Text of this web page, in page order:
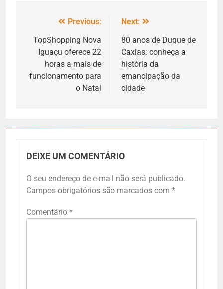
Previous:
TopShopping Nova
Iguaçu oferece 22
horas a mais de
funcionamento para
o Natal
Next:
80 anos de Duque de
Caxias: conheça a
história da
emancipação da
cidade
DEIXE UM COMENTÁRIO
O seu endereço de e-mail não será publicado.
Campos obrigatórios são marcados com *
Comentário *